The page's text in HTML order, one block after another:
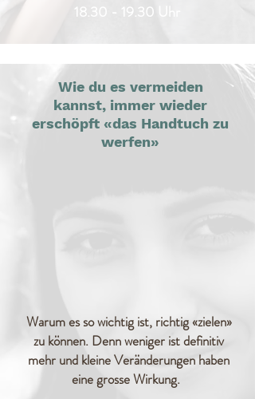
18.30 - 19.30
Wie du es vermeiden
kannst, immer wieder
erschöpft «das Handtuch zu
werfen»
Warum es so wichtig ist, richtig «zielen»
zu können. Denn weniger ist definitiv
mehr und kleine Veränderungen haben
eine grosse Wirkung.